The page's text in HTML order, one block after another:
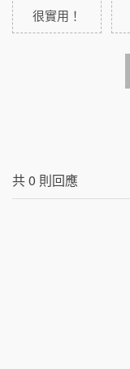
很實用！
共0 則回應